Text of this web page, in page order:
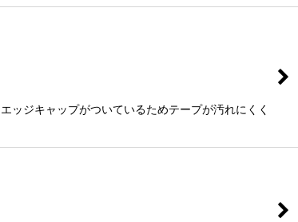
ッジキャップがついているためテープが汚れにくく